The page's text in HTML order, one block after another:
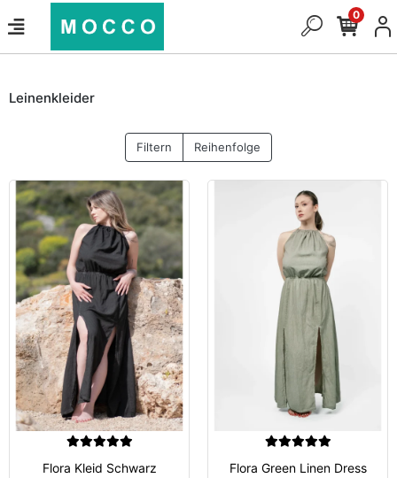
0
Leinenkleider
Filtern Reihenfolge
Flora Kleid Schwarz Flora Green Linen Dress